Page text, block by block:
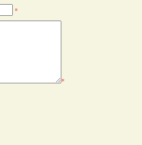
*
*